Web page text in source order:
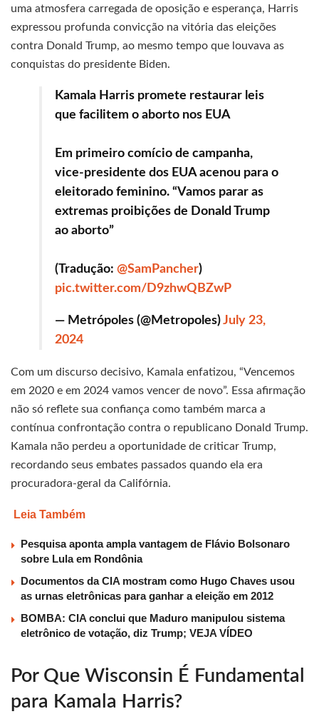
uma atmosfera carregada de oposição e esperança, Harris
expressou profunda convicção na vitória das eleições
contra Donald Trump, ao mesmo tempo que louvava as
conquistas do presidente Biden.
Kamala Harris promete restaurar leis
que facilitem o aborto nos EUA
Em primeiro comício de campanha,
vice-presidente dos EUA acenou para o
eleitorado feminino. “Vamos parar as
extremas proibições de Donald Trump
ao aborto”
(Tradução: @SamPancher)
pic.twitter.com/D9zhwQBZwP
— Metrópoles (@Metropoles)July 23,
2024
Com um discurso decisivo, Kamala enfatizou, “Vencemos
em 2020 e em 2024 vamos vencer de novo”. Essa afirmação
não só reflete sua confiança como também marca a
contínua confrontação contra o republicano Donald Trump.
Kamala não perdeu a oportunidade de criticar Trump,
recordando seus embates passados quando ela era
procuradora-geral da Califórnia.
Leia Também
Pesquisa aponta ampla vantagem de Flávio Bolsonaro
sobre Lula em Rondônia
Documentos da CIA mostram como Hugo Chaves usou
as urnas eletrônicas para ganhar a eleição em 2012
BOMBA: CIA conclui que Maduro manipulou sistema
eletrônico de votação, diz Trump; VEJA VÍDEO
Por Que Wisconsin É Fundamental
para Kamala Harris?